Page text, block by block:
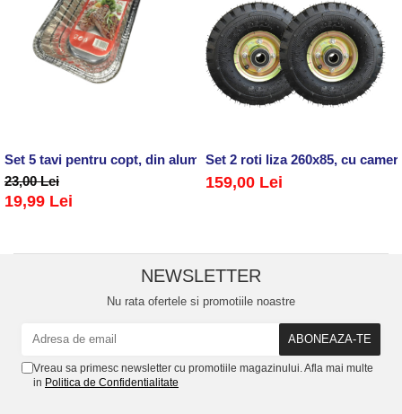
Set 5 tavi pentru copt, din aluminiu, pentru cozonac ,tarte sau
23,00 Lei
19,99 Lei
Set 2 roti liza 260x85, cu
159,00 Lei
NEWSLETTER
Nu rata ofertele si promotiile noastre
Vreau sa primesc newsletter cu promotiile magazinului. Afla mai multe
in Politica de Confidentialitate